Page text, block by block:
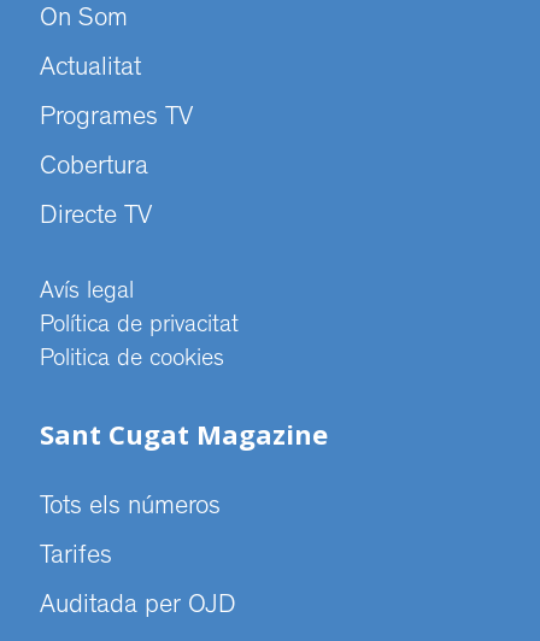
On Som
Actualitat
Programes TV
Cobertura
Directe TV
Avís legal
Política de privacitat
Politica de cookies
Sant Cugat Magazine
Tots els números
Tarifes
Auditada per OJD